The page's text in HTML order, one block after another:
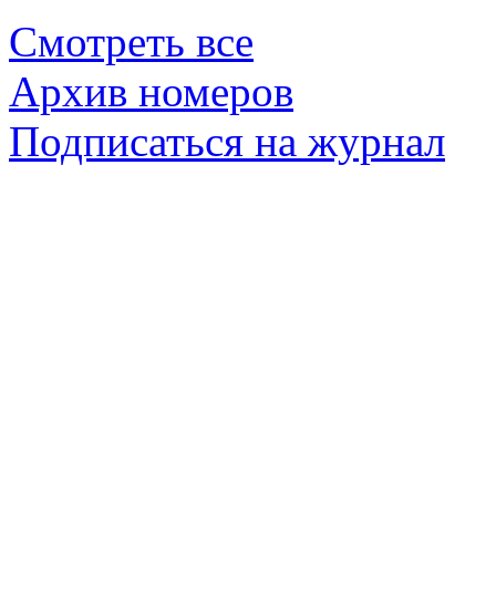
Смотреть все
Архив номеров
Подписаться на журнал